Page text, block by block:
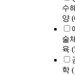
수
양
술체
육
학